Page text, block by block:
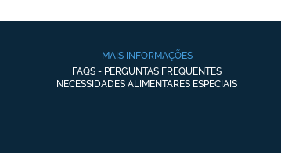
MAIS INFORMAÇÕES
FAQS - PERGUNTAS FREQUENTES
NECESSIDADES ALIMENTARES ESPECIAIS